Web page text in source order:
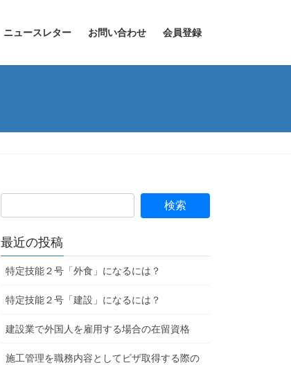
ニュースレター お問い合わせ 会員登録
最近の投稿
特定技能２号「外食」になるには？
特定技能２号「建設」になるには？
建設業で外国人を雇用する場合の在留資格
施工管理を職務内容としてビザ取得する際の